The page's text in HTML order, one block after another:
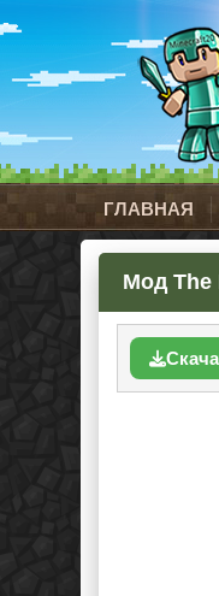
ГЛАВНАЯ
Мод The